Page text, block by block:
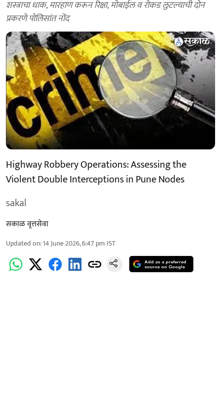
शस्त्राचा धाक, मारहाण करून रिक्षा, मोबाईल व रोकड लुटल्याची दोन
प्रकरणे पोलिसांत नोंद
Highway Robbery Operations: Assessing the
Violent Double Interceptions in Pune Nodes
sakal
सकाळ वृत्तसेवा
Updated on:14 June 2026, 6:47 pm IST
Add as a preferred
source on Google